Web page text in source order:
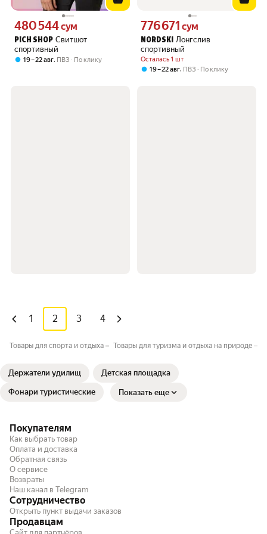
PICH SHOP Свитшот
спортивный
Цена 480544 сум вместо
480 544сум
19 – 22 авг, ПВЗ По клику
NORDSKI
Лонгслив
спортивный
Осталась 1 шт
Цена 776671 сум вместо
776 671 сум
19 – 22 авг, ПВЗ По клику
1 2 3 4
Товары для спорта и отдыха Товары для туризма и отдыха на природе
Держатели удилищ Детская площадка
Фонари туристические Показать еще
Покупателям
Как выбрать товар
Оплата и доставка
Обратная связь
О сервисе
Возвраты
Наш канал в Telegram
Сотрудничество
Открыть пункт выдачи заказов
Продавцам
Сайт для партнёров